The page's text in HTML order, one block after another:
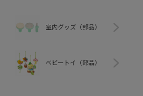
室内グッズ（部品）
ベビートイ（部品）